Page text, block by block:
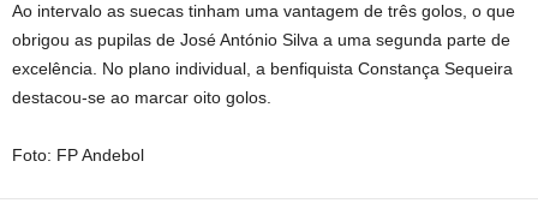
Ao intervalo as suecas tinham uma vantagem de três golos, o que
obrigou as pupilas de José António Silva a uma segunda parte de
excelência. No plano individual, a benfiquista Constança Sequeira
destacou-se ao marcar oito golos.
Foto: FP Andebol